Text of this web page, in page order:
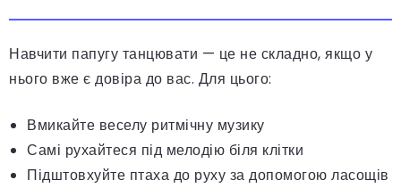
Навчити папугу танцювати — це не складно, якщо у
нього вже є довіра до вас. Для цього:
Вмикайте веселу ритмічну музику
Самі рухайтеся під мелодію біля клітки
Підштовхуйте птаха до руху за допомогою ласощів